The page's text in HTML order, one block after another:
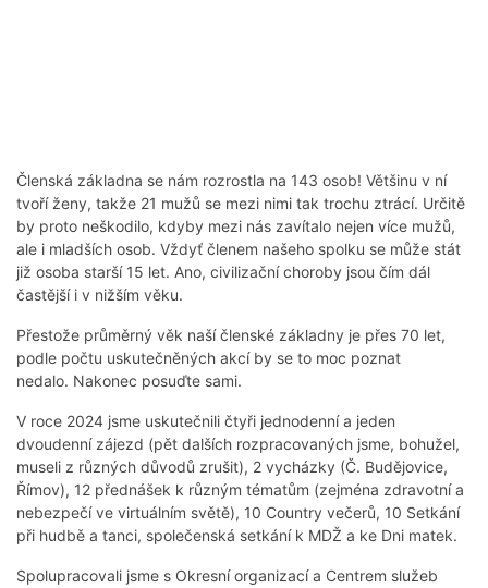
Členská základna se nám rozrostla na 143 osob! Většinu v ní
tvoří ženy, takže 21 mužů se mezi nimi tak trochu ztrácí. Určitě
by proto neškodilo, kdyby mezi nás zavítalo nejen více mužů,
ale i mladších osob. Vždyť členem našeho spolku se může stát
již osoba starší 15 let. Ano, civilizační choroby jsou čím dál
častější i v nižším věku.
Přestože průměrný věk naší členské základny je přes 70 let,
podle počtu uskutečněných akcí by se to moc poznat
nedalo. Nakonec posuďte sami.
V roce 2024 jsme uskutečnili čtyři jednodenní a jeden
dvoudenní zájezd (pět dalších rozpracovaných jsme, bohužel,
museli z různých důvodů zrušit), 2 vycházky (Č. Budějovice,
Římov), 12 přednášek k různým tématům (zejména zdravotní a
nebezpečí ve virtuálním světě), 10 Country večerů, 10 Setkání
při hudbě a tanci, společenská setkání k MDŽ a ke Dni matek.
Spolupracovali jsme s Okresní organizací a Centrem služeb